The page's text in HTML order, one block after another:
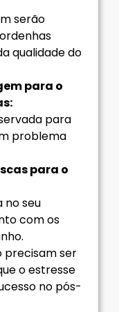
serão
qualidade do
para o
para
problema
para o
no seu
com os
precisam ser
o estresse
no pós-